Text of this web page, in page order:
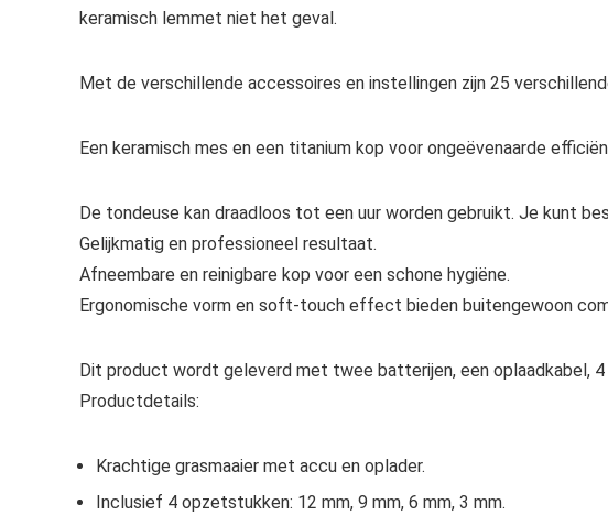
keramisch lemmet niet het geval.
Met de verschillende accessoires en instellingen zijn 25
Een keramisch mes en een titanium kop voor ongeëvenaarde
De tondeuse kan draadloos tot een uur worden gebruikt. Je kunt
Gelijkmatig en professioneel resultaat.
Afneembare en reinigbare kop voor een schone hygiëne.
Ergonomische vorm en soft-touch effect bieden buitengewoon
Dit product wordt geleverd met twee batterijen, een oplaadkabel,
Productdetails:
Krachtige grasmaaier met accu en oplader.
Inclusief 4 opzetstukken: 12 mm, 9 mm, 6 mm, 3 mm.